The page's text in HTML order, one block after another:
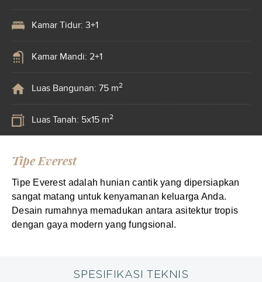
Kamar Tidur: 3+1
Kamar Mandi: 2+1
Luas Bangunan: 75 m2
Luas Tanah: 5x15 m2
Tipe Everest
Tipe Everest adalah hunian cantik yang dipersiapkan
sangat matang untuk kenyamanan keluarga Anda.
Desain rumahnya memadukan antara asitektur tropis
dengan gaya modern yang fungsional.
SPESIFIKASI TEKNIS